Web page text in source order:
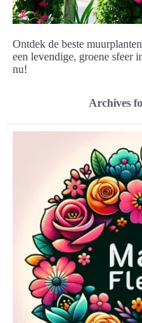
Ontdek de beste
een levendige, groene sfeer
nu!
Archives